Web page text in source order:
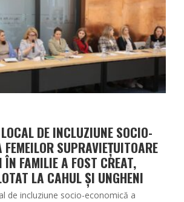
DE INCLUZIUNE SOCIO-
SUPRAVIEȚUITOARE
ÎN FAMILIE A FOST CREAT,
LA CAHUL ȘI UNGHENI
de incluziune socio-economică a